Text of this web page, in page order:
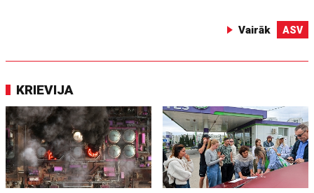
Vairāk ASV
KRIEVIJA